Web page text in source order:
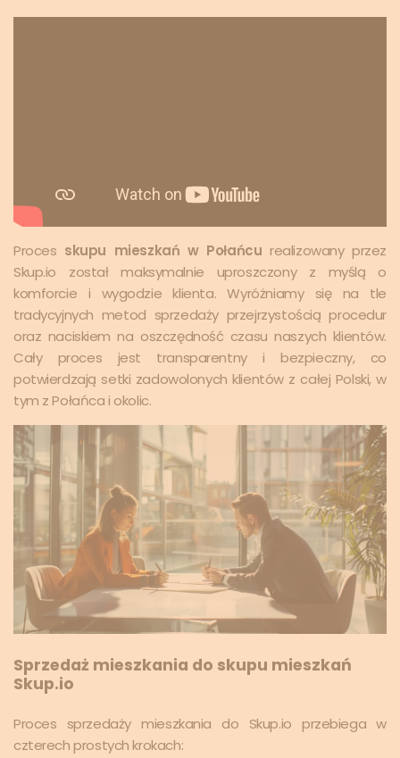
Proces skupu mieszkań w Połańcu realizowany przez
Skup.io został maksymalnie uproszczony z myślą o
komforcie i wygodzie klienta. Wyróżniamy się na tle
tradycyjnych metod sprzedaży przejrzystością procedur
oraz naciskiem na oszczędność czasu naszych klientów.
Cały proces jest transparentny i bezpieczny, co
potwierdzają setki zadowolonych klientów z całej Polski, w
tym z Połańca i okolic.
Sprzedaż mieszkania do skupu mieszkań
Skup.io
Proces sprzedaży mieszkania do Skup.io przebiega w
czterech prostych krokach: